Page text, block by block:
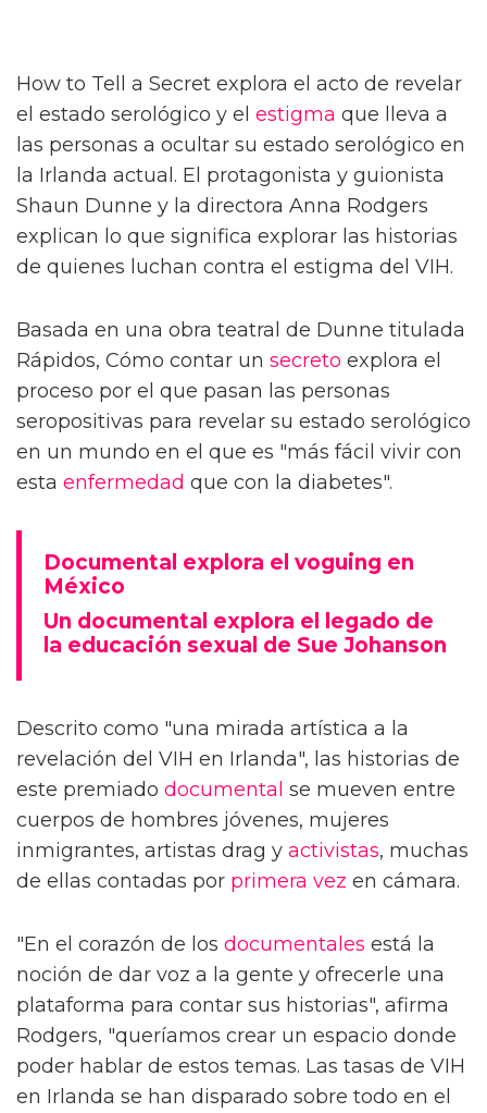
How to Tell a Secret explora el acto de revelar
el estado serológico y el estigma que lleva a
las personas a ocultar su estado serológico en
la Irlanda actual. El protagonista y guionista
Shaun Dunne y la directora Anna Rodgers
explican lo que significa explorar las historias
de quienes luchan contra el estigma del VIH.
Basada en una obra teatral de Dunne titulada
Rápidos, Cómo contar un secreto explora el
proceso por el que pasan las personas
seropositivas para revelar su estado serológico
en un mundo en el que es "más fácil vivir con
esta enfermedad que con la diabetes".
Documental explora el voguing en
México
Un documental explora el legado de
la educación sexual de Sue Johanson
Descrito como "una mirada artística a la
revelación del VIH en Irlanda", las historias de
este premiado documental se mueven entre
cuerpos de hombres jóvenes, mujeres
inmigrantes, artistas drag y activistas, muchas
de ellas contadas por primera vez en cámara.
"En el corazón de los documentales está la
noción de dar voz a la gente y ofrecerle una
plataforma para contar sus historias", afirma
Rodgers, "queríamos crear un espacio donde
poder hablar de estos temas. Las tasas de VIH
en Irlanda se han disparado sobre todo en el